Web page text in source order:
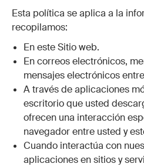
Esta política se aplica a la
recopilamos:
En este Sitio web.
En correos electrónicos,
mensajes electrónicos
A través de aplicaciones
escritorio que usted
ofrecen una interacción
navegador entre usted y
Cuando interactúa con
aplicaciones en sitios y